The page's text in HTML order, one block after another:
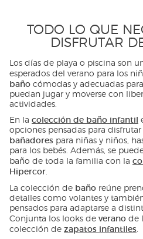
TODO LO QUE
DISFRUTAR
Los días de playa o piscina son
esperados del verano para los
baño cómodas y adecuadas
puedan jugar y moverse con
actividades.
En la colección de baño infantil
opciones pensadas para
bañadores para niñas y niños,
para los bebés. Además, se
baño de toda la familia con la
Hipercor.
La colección de baño reúne
detalles como volantes y
pensados para adaptarse a
Conjunta los looks de verano de
colección de zapatos infantiles